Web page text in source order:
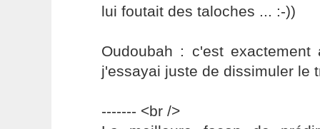
lui foutait des taloches ... :-))
Oudoubah : c'est
j'essayai juste de dissimuler le
------- <br />